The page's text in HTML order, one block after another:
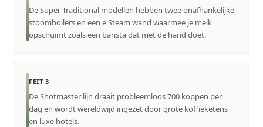
De Super Traditional modellen hebben twee onafhankelijke
stoomboilers en een e'Steam wand waarmee je melk
opschuimt zoals een barista dat met de hand doet.
FEIT 3
De Shotmaster lijn draait probleemloos 700 koppen per
dag en wordt wereldwijd ingezet door grote koffieketens
en luxe hotels.